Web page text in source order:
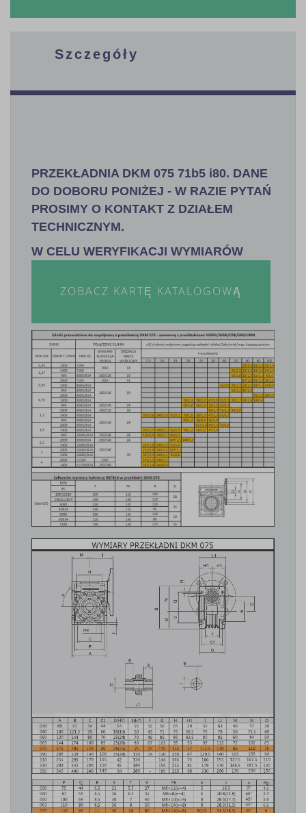
Szczegóły
PRZEKŁADNIA DKM 075 71b5 i80. DANE
DO DOBORU PONIŻEJ - W RAZIE PYTAŃ
PROSIMY O KONTAKT Z DZIAŁEM
TECHNICZNYM.
W CELU WERYFIKACJI WYMIARÓW
ZOBACZ KARTĘ KATALOGOWĄ